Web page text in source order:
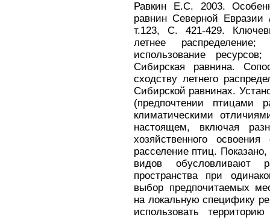
Равкин Е.С. 2003.
равнин Северной
т.123, C. 421-429.
летнее распределение;
использование
Сибирская равнина.
сходству летнего
Сибирской равнинах.
(предпочтении птицами
климатическими
настоящем, включая
хозяйственного
расселение птиц.
видов обусловливают
пространства при
выбор предпочитаемых
на локальную специфику
использовать